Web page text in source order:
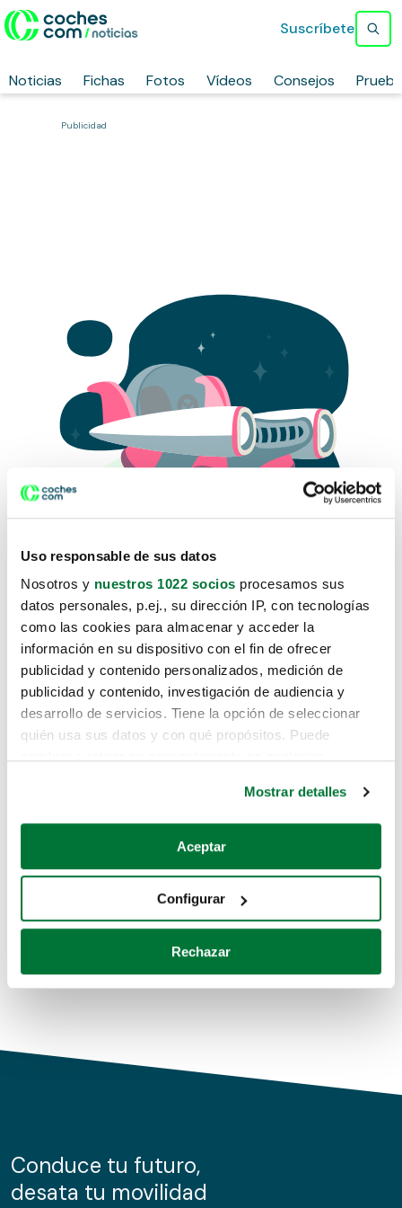
Uso responsable de sus datos
Nosotros y nuestros 1022 socios procesamos sus
datos personales, p.ej., su dirección IP, con tecnologías
como las cookies para almacenar y acceder la
información en su dispositivo con el fin de ofrecer
publicidad y contenido personalizados, medición de
publicidad y contenido, investigación de audiencia y
desarrollo de servicios. Tiene la opción de seleccionar
quién usa sus datos y con qué propósitos. Puede
Si lo permite, también quisiéramos:
Recopilar información sobre su ubicación geográfica
Identificar su dispositivo analizándolo activamente
para buscar características específicas (huellas
Obtenga más información sobre cómo se procesan sus
de cookies.
información sobre el uso que haga del sitio web con
nuestros partners de redes sociales, publicidad y análisis
Mostrar detalles
Aceptar
Configurar
Rechazar
Noticias Fichas Fotos Vídeos Consejos
Suscríbete
Publicidad
Lo sentimos, no sabemos como
te hemos traido hasta aquí.
Pero puedes encontrar el coche que estás
buscando en alguno de estos enlaces:
Coches de segunda mano
Coches de km0
Conduce tu futuro,
desata tu movilidad